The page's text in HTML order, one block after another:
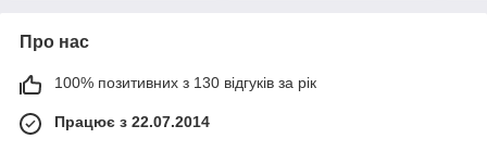
Про нас
100% позитивних з 130 відгуків за рік
Працює з 22.07.2014